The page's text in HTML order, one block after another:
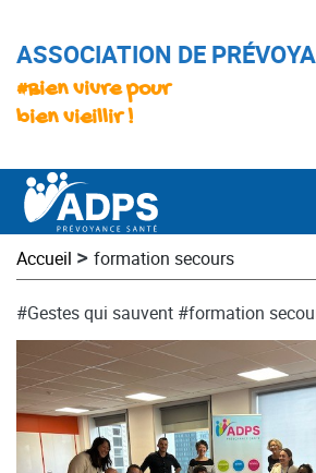
ASSOCIATION DE
#Bien vivre pour
bien vieillir !
Accueil > formation secours
#Gestes qui sauvent #formation